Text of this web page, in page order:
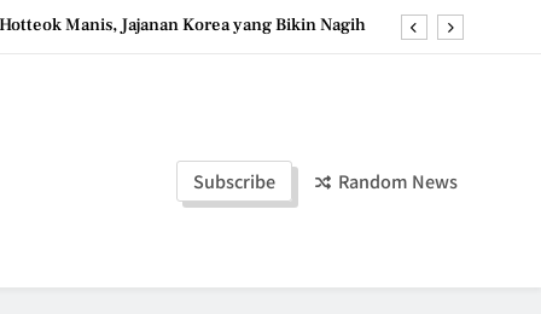
Hotteok Manis, Jajanan Korea yang Bikin Nagih
the Simple Ingredients That Make It Perfect
Tzatziki Yogurt Saus Segar Favorit Mediterania
Subscribe Random News